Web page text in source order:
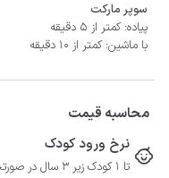
سوپر مارکت
پیاده: کمتر از 5 دقیقه
با ماشین: کمتر از 10 دقیقه
محاسبه قیمت
نرخ ورود کودک
تا 1 کودک زیر 3 سال در صورتحساب لحاظ نمی گردد